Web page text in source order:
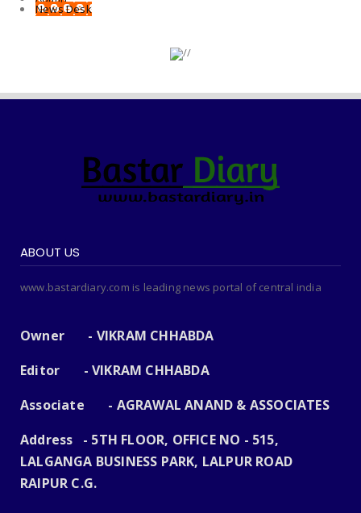
News Desk
ABOUT US
www.bastardiary.com is leading news portal of central india
Owner - VIKRAM CHHABDA
Editor - VIKRAM CHHABDA
Associate - AGRAWAL ANAND & ASSOCIATES
Address - 5TH FLOOR, OFFICE NO - 515,
LALGANGA BUSINESS PARK, LALPUR ROAD
RAIPUR C.G.